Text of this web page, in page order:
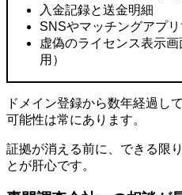
入金記録と送金明細
SNSやマッチングアプ
虚偽のライセンス表示
用）
ドメイン登録から数年経過し
可能性は常にあります。
証拠が消える前に、できる限
とが肝心です。